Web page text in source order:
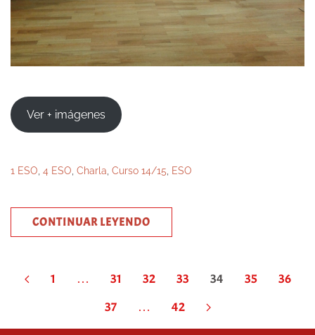
Ver + imágenes
1 ESO 4 ESO Charla Curso 14/15 ESO
CONTINUAR LEYENDO
1 … 31 32 33 34 35
36
37
… 42